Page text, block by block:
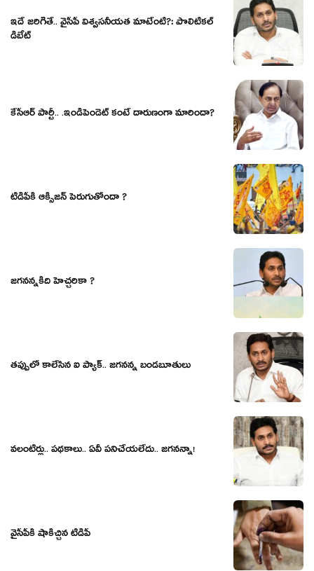
ఇదే జ‌రిగితే.. వైసీపీ విశ్వ‌స‌నీయ‌త మాటేంటి?: పొలిటిక‌ల్
డిబేట్‌
కేసీఆర్ పార్టీ.. .ఇండిపెండెట్ కంటే దారుణంగా మారిందా?
టీడీపీకి ఆక్సిజన్ పెరుగుతోందా ?
జగనన్నకిది హెచ్చరికా ?
తప్పులో కాలేసిన ఐ ప్యాక్.. జగనన్న బండబూతులు
వలంటీర్లు.. ప‌థ‌కాలు.. ఏవీ ప‌నిచేయ‌లేదు.. జ‌గ‌న‌న్నా!
వైసీపీకి షాకిచ్చిన టీడీపీ